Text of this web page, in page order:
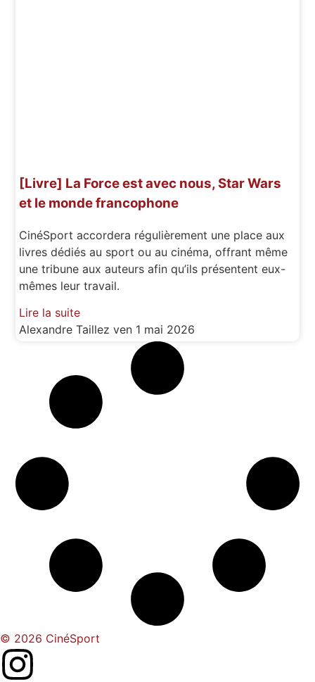
[Livre] La Force est avec nous, Star Wars
et le monde francophone
CinéSport accordera régulièrement une place aux
livres dédiés au sport ou au cinéma, offrant même
une tribune aux auteurs afin qu’ils présentent eux-
mêmes leur travail.
Lire la suite
Alexandre Taillezven 1 mai 2026
© 2026 CinéSport